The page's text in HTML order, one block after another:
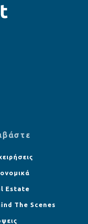
Estate
The Scenes